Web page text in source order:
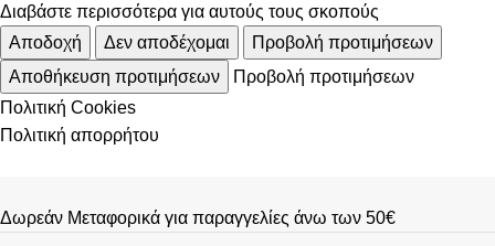
Διαβάστε περισσότερα για αυτούς τους σκοπούς
Αποδοχή
Δεν αποδέχομαι
Προβολή προτιμήσεων
Αποθήκευση προτιμήσεων
Προβολή προτιμήσεων
Πολιτική Cookies
Πολιτική απορρήτου
Δωρεάν Μεταφορικά για παραγγελίες άνω των 50€